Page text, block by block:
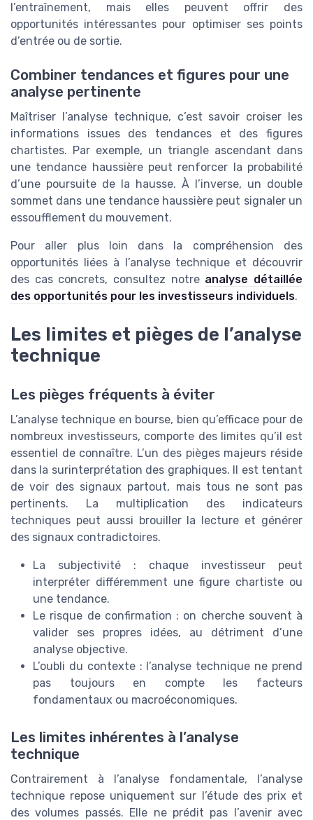
l’entraînement, mais elles peuvent offrir des
opportunités intéressantes pour optimiser ses points
d’entrée ou de sortie.
Combiner tendances et figures pour une
analyse pertinente
Maîtriser l’analyse technique, c’est savoir croiser les
informations issues des tendances et des figures
chartistes. Par exemple, un triangle ascendant dans
une tendance haussière peut renforcer la probabilité
d’une poursuite de la hausse. À l’inverse, un double
sommet dans une tendance haussière peut signaler un
essoufflement du mouvement.
Pour aller plus loin dans la compréhension des
opportunités liées à l’analyse technique et découvrir
des cas concrets, consultez notre analyse détaillée
des opportunités pour les investisseurs individuels.
Les limites et pièges de l’analyse
technique
Les pièges fréquents à éviter
L’analyse technique en bourse, bien qu’efficace pour de
nombreux investisseurs, comporte des limites qu’il est
essentiel de connaître. L’un des pièges majeurs réside
dans la surinterprétation des graphiques. Il est tentant
de voir des signaux partout, mais tous ne sont pas
pertinents. La multiplication des indicateurs
techniques peut aussi brouiller la lecture et générer
des signaux contradictoires.
La subjectivité : chaque investisseur peut
interpréter différemment une figure chartiste ou
une tendance.
Le risque de confirmation : on cherche souvent à
valider ses propres idées, au détriment d’une
analyse objective.
L’oubli du contexte : l’analyse technique ne prend
pas toujours en compte les facteurs
fondamentaux ou macroéconomiques.
Les limites inhérentes à l’analyse
technique
Contrairement à l’analyse fondamentale, l’analyse
technique repose uniquement sur l’étude des prix et
des volumes passés. Elle ne prédit pas l’avenir avec